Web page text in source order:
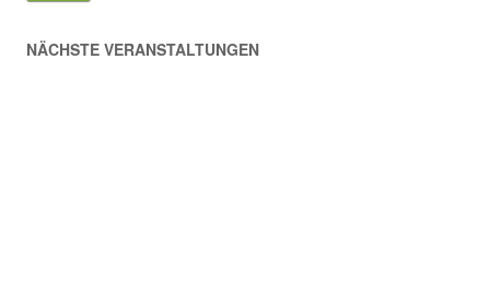
NÄCHSTE VERANSTALTUNGEN